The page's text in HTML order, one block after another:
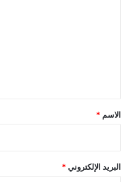
*
الاسم *
البريد الإلكتروني*